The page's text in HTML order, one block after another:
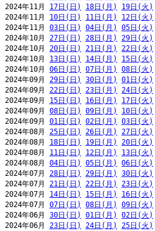
2024年11月 17日(日) 18日(月) 19日(火)
2024年11月 10日(日) 11日(月) 12日(火)
2024年11月 03日(日) 04日(月) 05日(火)
2024年10月 27日(日) 28日(月) 29日(火)
2024年10月 20日(日) 21日(月) 22日(火)
2024年10月 13日(日) 14日(月) 15日(火)
2024年10月 06日(日) 07日(月) 08日(火)
2024年09月 29日(日) 30日(月) 01日(火)
2024年09月 22日(日) 23日(月) 24日(火)
2024年09月 15日(日) 16日(月) 17日(火)
2024年09月 08日(日) 09日(月) 10日(火)
2024年09月 01日(日) 02日(月) 03日(火)
2024年08月 25日(日) 26日(月) 27日(火)
2024年08月 18日(日) 19日(月) 20日(火)
2024年08月 11日(日) 12日(月) 13日(火)
2024年08月 04日(日) 05日(月) 06日(火)
2024年07月 28日(日) 29日(月) 30日(火)
2024年07月 21日(日) 22日(月) 23日(火)
2024年07月 14日(日) 15日(月) 16日(火)
2024年07月 07日(日) 08日(月) 09日(火)
2024年06月 30日(日) 01日(月) 02日(火)
2024年06月 23日(日) 24日(月) 25日(火)